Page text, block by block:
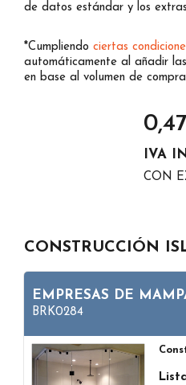
de datos estándar y los
*Cumpliendo ciertas
automáticamente al añadir
en base al volumen de
0,47
IVA
CON
CONSTRUCCIÓN
EMPRESAS DE
BRK0284